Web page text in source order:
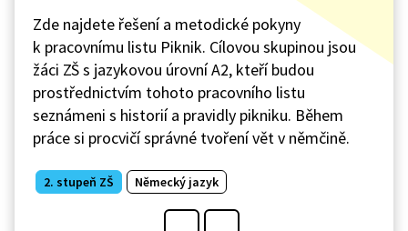
Zde najdete řešení a metodické pokyny
k pracovnímu listu Piknik. Cílovou skupinou jsou
žáci ZŠ s jazykovou úrovní A2, kteří budou
prostřednictvím tohoto pracovního listu
seznámeni s historií a pravidly pikniku. Během
práce si procvičí správné tvoření vět v němčině.
2. stupeň ZŠ Německý jazyk